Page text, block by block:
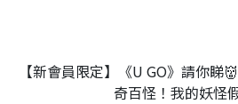
【新會員限定】《U GO》請你睇
奇百怪！我的妖怪